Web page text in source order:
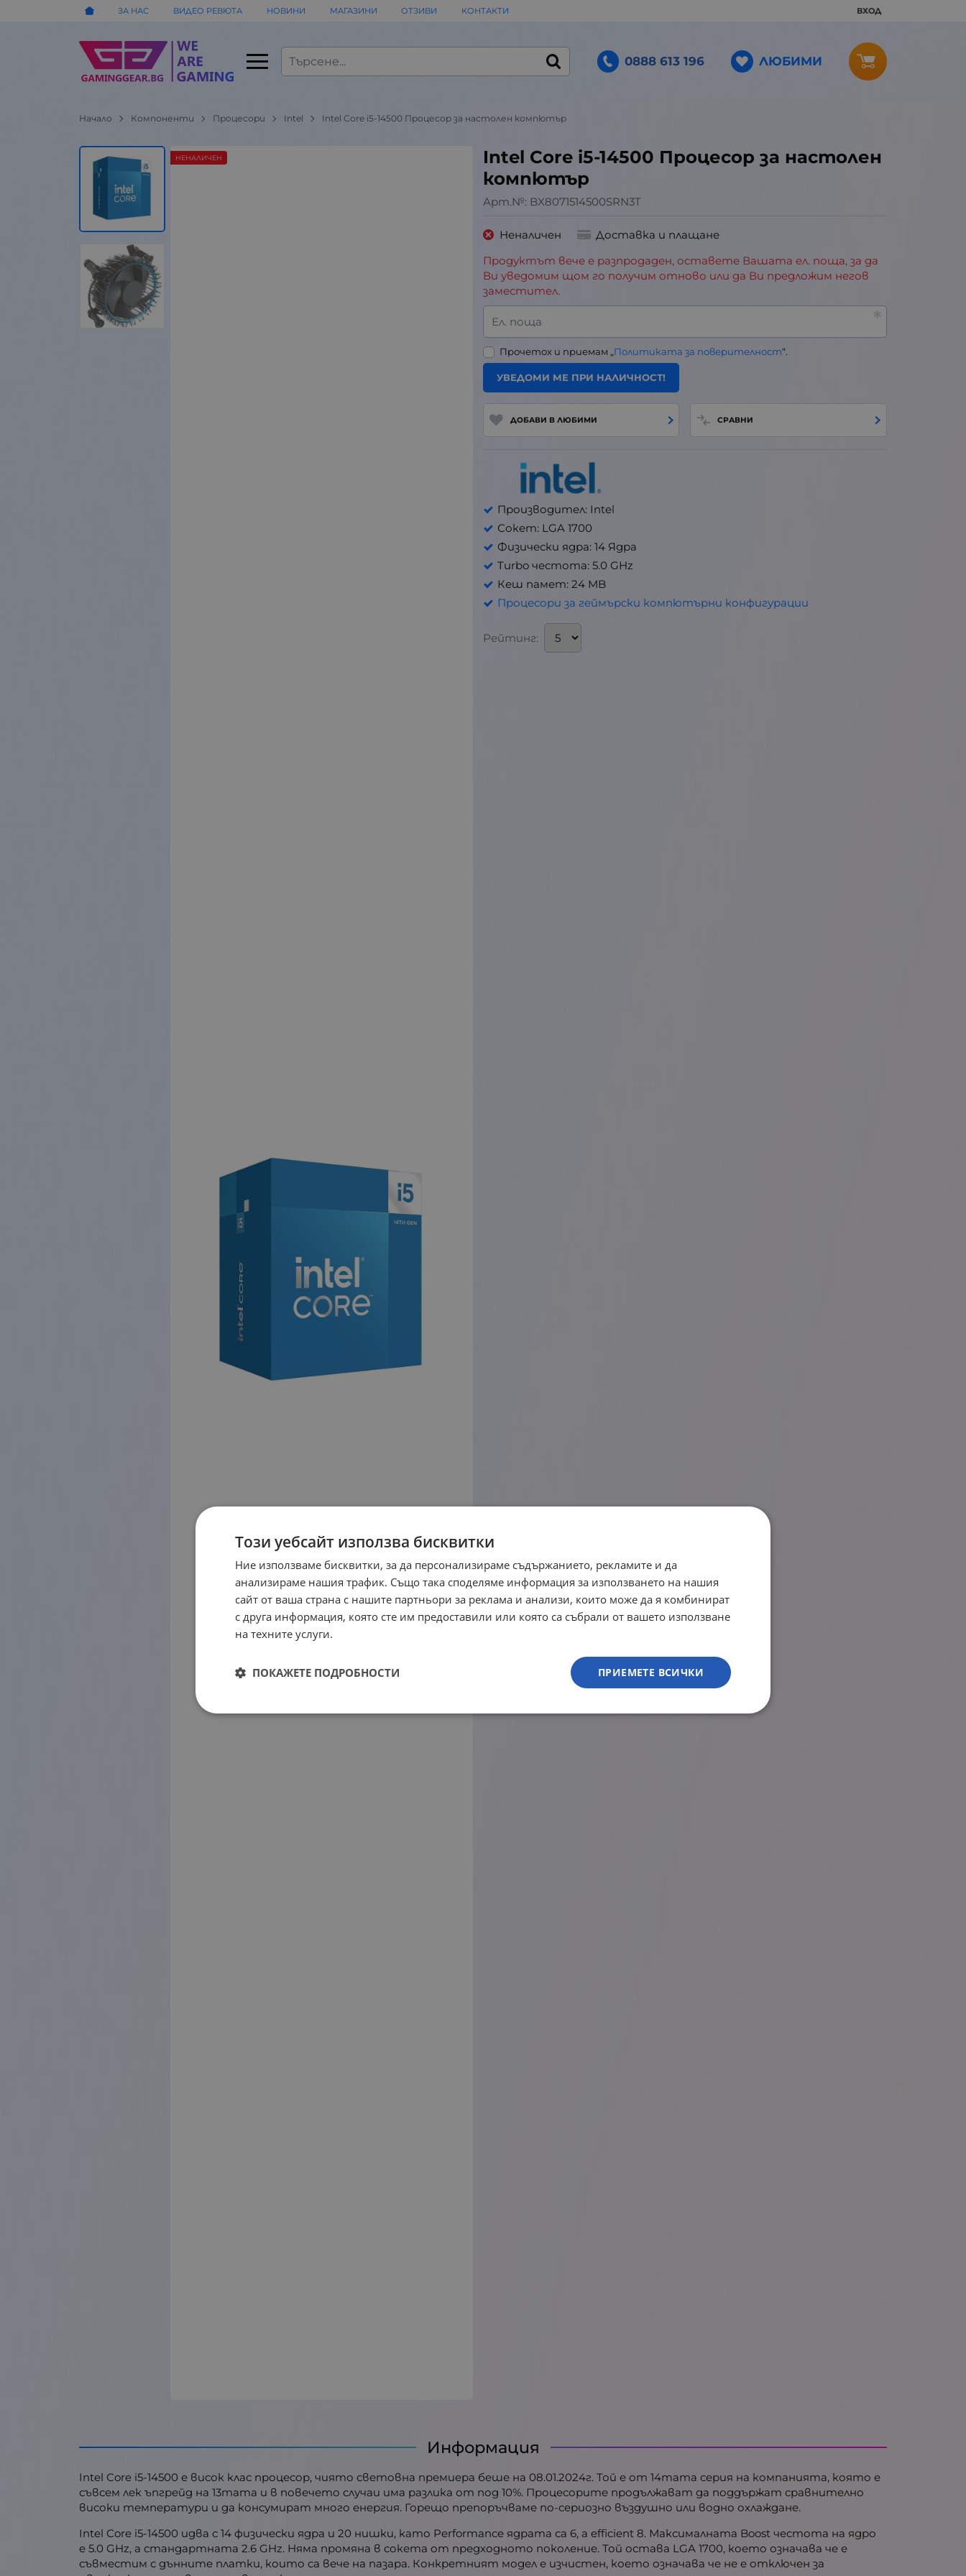
ЗА НАС ВИДЕО РЕВЮТА НОВИНИ МАГАЗИНИ ОТЗИВИ КОНТАКТИ ВХОД
0888 613 196 ЛЮБИМИ
Начало Компоненти Процесори Intel Intel Core i5-14500 Процесор за настолен компютър
Intel Core i5-14500 Процесор за настолен
компютър
Арт.№: BX8071514500SRN3T
НЕНАЛИЧЕН
Неналичен
Доставка и плащане
Продуктът вече е разпродаден, оставете Вашата ел. поща, за да
Ви уведомим щом го получим отново или да Ви предложим негов
заместител.
Ел. поща
Прочетох и приемам „Политиката за поверителност“.
УВЕДОМИ МЕ ПРИ НАЛИЧНОСТ!
ДОБАВИ В ЛЮБИМИ СРАВНИ
Производител: Intel
Сокет: LGA 1700
Физически ядра: 14 Ядра
Turbo честота: 5.0 GHz
Кеш памет: 24 MB
Процесори за геймърски компютърни конфигурации
Рейтинг:
Информация
Intel Core i5-14500 е висок клас процесор, чиято световна премиера беше на 08.01.2024г. Той е от 14тата серия на компанията, която е
съвсем лек ъпгрейд на 13тата и в повечето случаи има разлика от под 10%. Процесорите продължават да поддържат сравнително
високи температури и да консумират много енергия. Горещо препоръчваме по-сериозно въздушно или водно охлаждане.
Intel Core i5-14500 идва с 14 физически ядра и 20 нишки, като Performance ядрата са 6, а efficient 8. Максималната Boost честота на ядро
е 5.0 GHz, а стандартната 2.6 GHz. Няма промяна в сокета от предходното поколение. Той остава LGA 1700, което означава че е
съвместим с дънните платки, които са вече на пазара. Конкретният модел е изчистен, което означава че не е отключен за
Този уебсайт използва бисквитки
Ние използваме бисквитки, за да персонализираме съдържанието, рекламите и да
анализираме нашия трафик. Също така споделяме информация за използването на нашия
сайт от ваша страна с нашите партньори за реклама и анализи, които може да я комбинират
с друга информация, която сте им предоставили или която са събрали от вашето използване
на техните услуги.
ПРИЕМЕТЕ ВСИЧКИ
ПОКАЖЕТЕ ПОДРОБНОСТИ